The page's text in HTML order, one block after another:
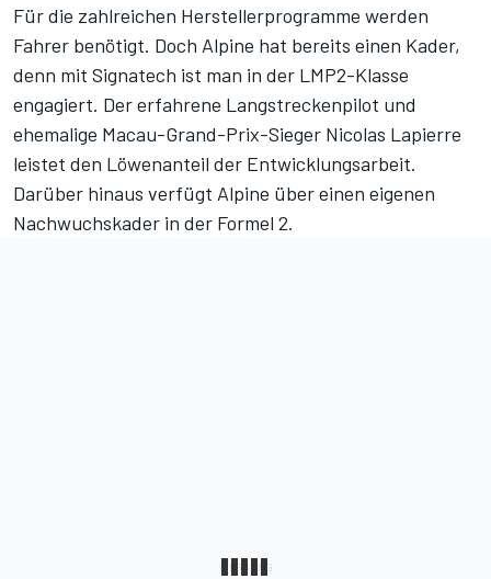
Für die zahlreichen Herstellerprogramme werden
Fahrer benötigt. Doch Alpine hat bereits einen Kader,
denn mit Signatech ist man in der LMP2-Klasse
engagiert. Der erfahrene Langstreckenpilot und
ehemalige Macau-Grand-Prix-Sieger Nicolas Lapierre
leistet den Löwenanteil der Entwicklungsarbeit.
Darüber hinaus verfügt Alpine über einen eigenen
Nachwuchskader in der Formel 2.